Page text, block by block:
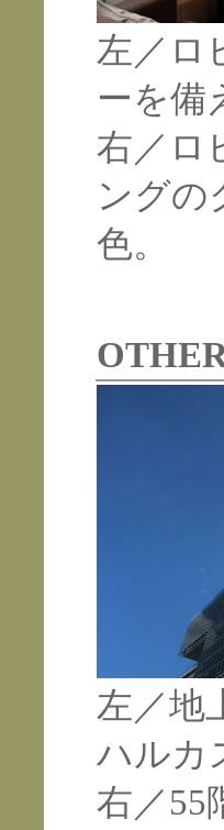
左／ロ
ーを備
右／ロ
ングの
色。
左／地
ハルカ
右／55